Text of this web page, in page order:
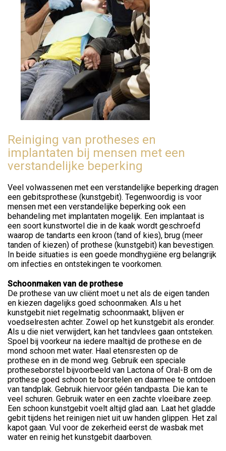
Reiniging van protheses en
implantaten bij mensen met een
verstandelijke beperking
Veel volwassenen met een verstandelijke beperking dragen
een gebitsprothese (kunstgebit). Tegenwoordig is voor
mensen met een verstandelijke beperking ook een
behandeling met implantaten mogelijk. Een implantaat is
een soort kunstwortel die in de kaak wordt geschroefd
waarop de tandarts een kroon (tand of kies), brug (meer
tanden of kiezen) of prothese (kunstgebit) kan bevestigen.
In beide situaties is een goede mondhygiëne erg belangrijk
om infecties en ontstekingen te voorkomen.
Schoonmaken van de prothese
De prothese van uw cliënt moet u net als de eigen tanden
en kiezen dagelijks goed schoonmaken. Als u het
kunstgebit niet regelmatig schoonmaakt, blijven er
voedselresten achter. Zowel op het kunstgebit als eronder.
Als u die niet verwijdert, kan het tandvlees gaan ontsteken.
Spoel bij voorkeur na iedere maaltijd de prothese en de
mond schoon met water. Haal etensresten op de
prothese en in de mond weg. Gebruik een speciale
protheseborstel bijvoorbeeld van Lactona of Oral-B om de
prothese goed schoon te borstelen en daarmee te ontdoen
van tandplak. Gebruik hiervoor géén tandpasta. Die kan te
veel schuren. Gebruik water en een zachte vloeibare zeep.
Een schoon kunstgebit voelt altijd glad aan. Laat het gladde
gebit tijdens het reinigen niet uit uw handen glippen. Het zal
kapot gaan. Vul voor de zekerheid eerst de wasbak met
water en reinig het kunstgebit daarboven.